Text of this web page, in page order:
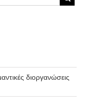
Γεωργία και
διοργανώσεις